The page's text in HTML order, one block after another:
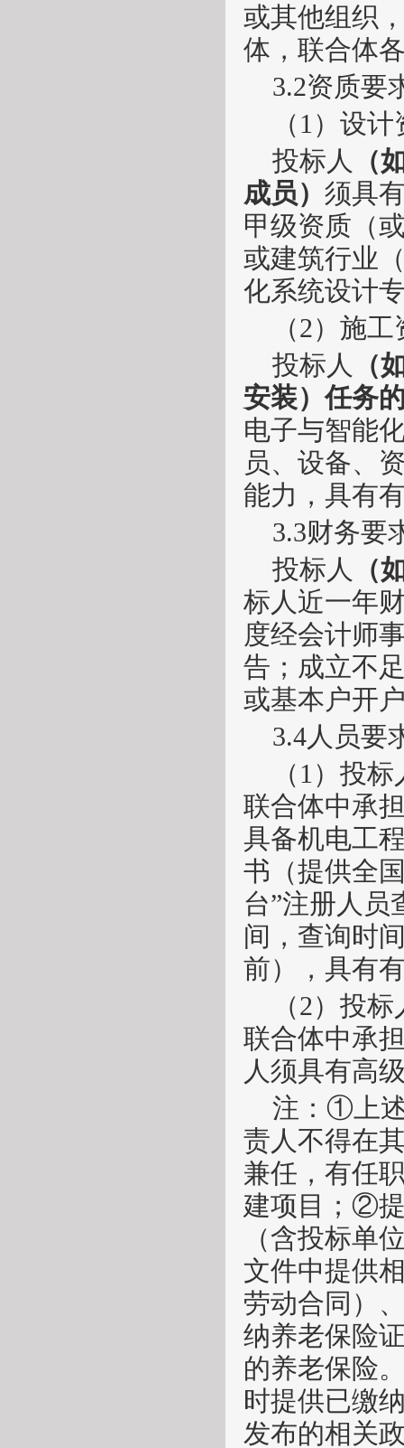
或其他组织
体，联合体
3.2资质要
（1）设计
投标人
（
成员） 须具
甲级资质（
或建筑行业
化系统设计
（2）施工
投标人
（
安装）任务
电子与智能
员、设备、
能力，具有
3.3财务要
投标人
（
标人近一年
度经会计师
告；成立不
或基本户开
3.4人员要
（1）投
联合体中承
具备机电工
书（提供全
台”注册人员
间，查询时
前），具有
（2）投标
联合体中承
人须具有高
注： ①上
责人不得在
兼任，有任
建项目；②
（含投标单
文件中提供
劳动合同）
纳养老保险
的养老保险
时提供已缴
发布的相关